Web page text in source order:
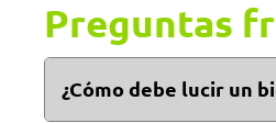
Preguntas
¿Cómo debe lucir un